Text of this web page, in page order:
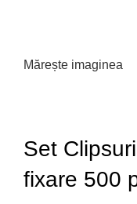
Mărește imaginea
Set
fixare 500